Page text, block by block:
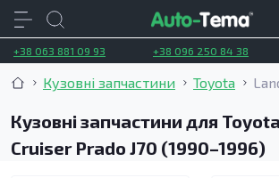
+38 063 881 09 93 +38 096 250 84 38
Кузовні запчастини Toyota
Кузовні запчастини для
Cruiser Prado J70 (1990–1996)